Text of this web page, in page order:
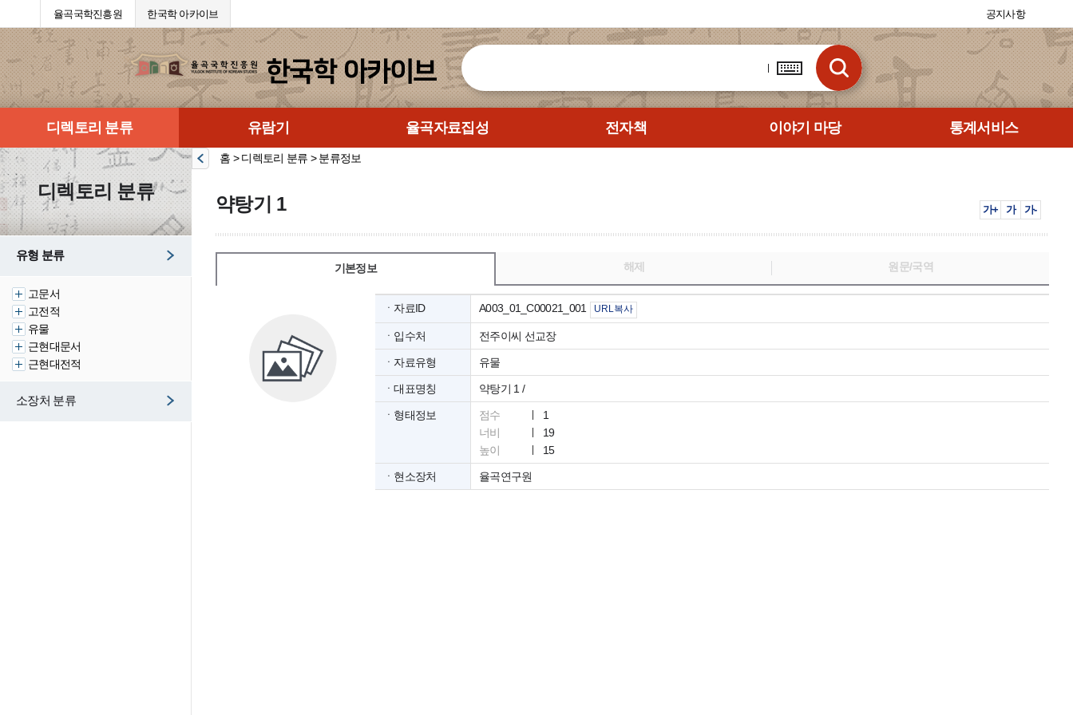
율곡국학진흥원 한국학 아카이브 공지사항
디렉토리 분류 유람기 율곡자료집성 전자책 이야기 마당 통계서비스
디렉토리 분류
유형 분류
고문서
고전적
유물
근현대문서
근현대전적
소장처 분류
홈 > 디렉토리 분류 > 분류정보
약탕기 1 가+ 가 가-
기본정보 해제 원문/국역
ㆍ자료ID A003_01_C00021_001 URL복사
ㆍ입수처 전주이씨 선교장
ㆍ자료유형 유물
ㆍ대표명칭 약탕기 1 /
ㆍ형태정보 점수
1
너비
19
높이
15
ㆍ현소장처 율곡연구원